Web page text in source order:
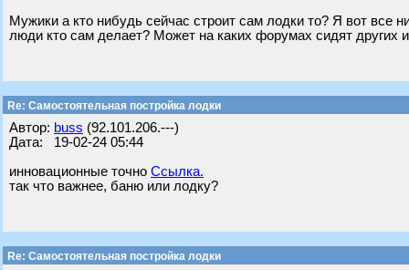
Мужики а кто нибудь сейчас строит сам лодки то? Я вот все
люди кто сам делает? Может на каких форумах сидят других
Re: Самостоятельная постройка лодки
Автор: buss (92.101.206.---)
Дата: 19-02-24 05:44
инновационные точно Ссылка.
так что важнее, баню или лодку?
Re: Самостоятельная постройка лодки